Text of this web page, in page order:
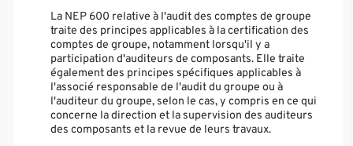
La NEP 600 relative à l'audit des comptes de groupe
traite des principes applicables à la certification des
comptes de groupe, notamment lorsqu'il y a
participation d'auditeurs de composants. Elle traite
également des principes spécifiques applicables à
l'associé responsable de l'audit du groupe ou à
l'auditeur du groupe, selon le cas, y compris en ce qui
concerne la direction et la supervision des auditeurs
des composants et la revue de leurs travaux.